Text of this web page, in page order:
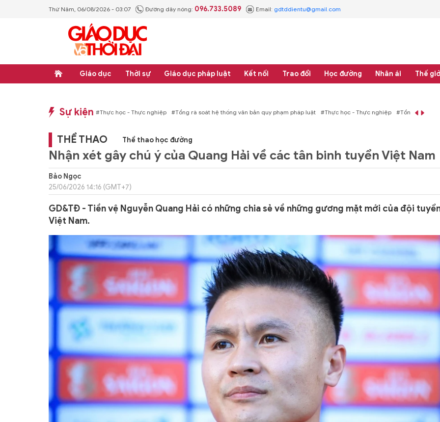
Thứ Năm, 06/08/2026 - 03:07 Đường dây nóng: 096.733.5089 Email: gdtddientu@gmail.com
Giáo dục Thời sự Giáo dục pháp luật Kết nối Trao đổi Học đường Nhân ái Thế
Sự kiện
#Thực học - Thực nghiệp #Tổng rà soát hệ thống văn bản quy phạm pháp luật #Thực học - Thực nghiệp #Tổng rà soát hệ thống văn bản quy phạm
THỂ THAO Thể thao học đường
Nhận xét gây chú ý của Quang Hải về các tân binh tuyển Việt Nam
Bảo Ngọc
25/06/2026 14:16 (GMT+7)
GD&TĐ - Tiền vệ Nguyễn Quang Hải có những chia sẻ về những gương mặt mới của đội
Việt Nam.